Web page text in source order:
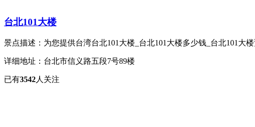
台北101大楼
景点描述：为您提供台湾台北101大楼_台北101大楼多少钱_台北101大
详细地址：台北市信义路五段7号89楼
已有3542人关注